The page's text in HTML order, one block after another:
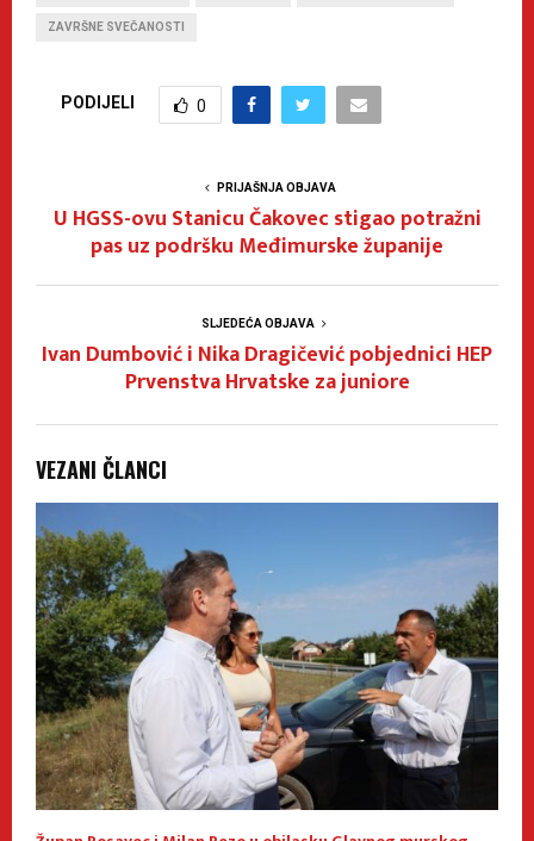
ZAVRŠNE SVEČANOSTI
PODIJELI 0
PRIJAŠNJA OBJAVA
U HGSS-ovu Stanicu Čakovec stigao potražni
pas uz podršku Međimurske županije
SLJEDEĆA OBJAVA
Ivan Dumbović i Nika Dragičević pobjednici HEP
Prvenstva Hrvatske za juniore
VEZANI ČLANCI